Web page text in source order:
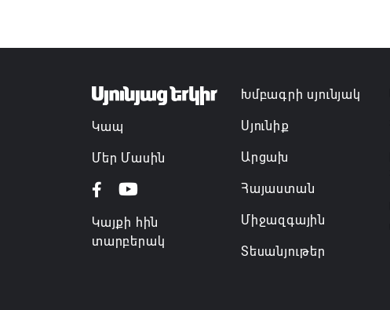
Կապ
Մեր Մասին
Կայքի հին
տարբերակ
Խմբագրի սյունյակ
Սյունիք
Արցախ
Հայաստան
Միջազգային
Տեսանյութեր